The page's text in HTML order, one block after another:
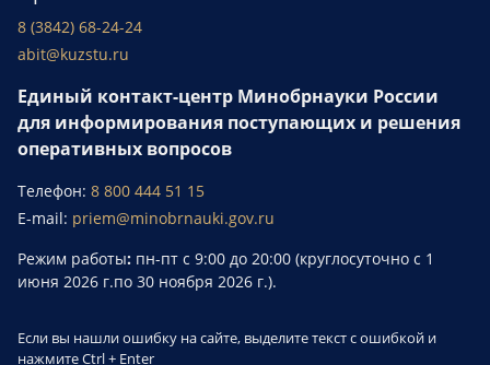
8 (3842) 68-24-24
abit@kuzstu.ru
Единый контакт-центр Минобрнауки России
для информирования поступающих и решения
оперативных вопросов
Телефон: 8 800 444 51 15
E-mail: priem@minobrnauki.gov.ru
Режим работы: пн-пт с 9:00 до 20:00 (круглосуточно с 1
июня 2026 г.по 30 ноября 2026 г.).
Если вы нашли ошибку на сайте, выделите текст с ошибкой и
нажмитеCtrl + Enter